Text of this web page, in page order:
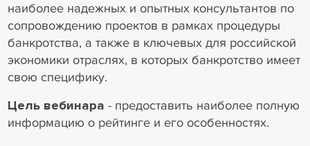
наиболее надежных и опытных консультантов по
сопровождению проектов в рамках процедуры
банкротства, а также в ключевых для российской
экономики отраслях, в которых банкротство имеет
свою специфику.
Цель вебинара - предоставить наиболее полную
информацию о рейтинге и его особенностях.